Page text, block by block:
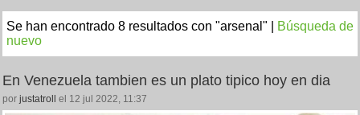
Se han encontrado 8 resultados con "arsenal" |
Búsqueda de
nuevo
En Venezuela tambien es un plato tipico hoy en dia
por justatroll el 12 jul 2022, 11:37